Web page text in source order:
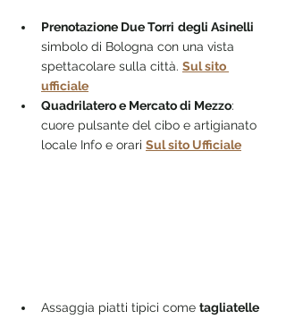
Prenotazione Due Torri degli Asinelli
simbolo di Bologna con una vista
spettacolare sulla città. Sul sito
ufficiale
Quadrilatero e Mercato di Mezzo:
cuore pulsante del cibo e artigianato
locale Info e orari Sul sito Ufficiale
Assaggia piatti tipici come tagliatelle